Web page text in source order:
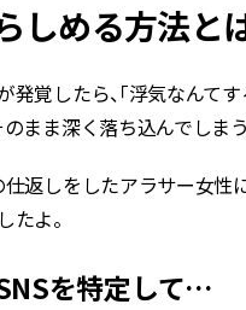
しめる方法と
覚したら、「浮気なんて
まま深く落ち込んでしま
仕返しをしたアラサー女性
たよ。
を特定して…